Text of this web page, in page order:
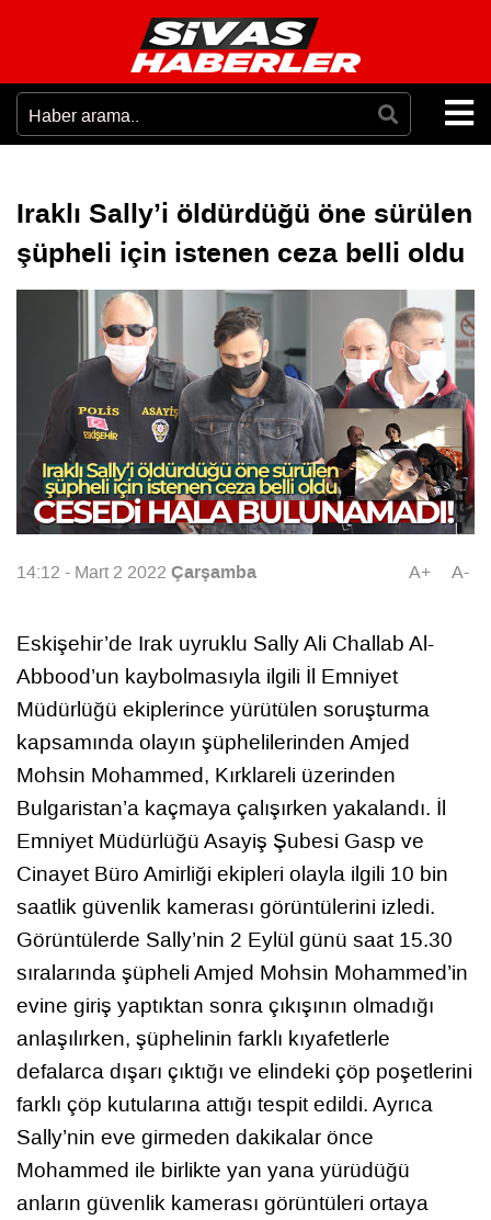
Iraklı Sally’i öldürdüğü öne sürülen
şüpheli için istenen ceza belli oldu
14:12 - Mart 2 2022 Çarşamba A+ A-
Eskişehir’de Irak uyruklu Sally Ali Challab Al-
Abbood’un kaybolmasıyla ilgili İl Emniyet
Müdürlüğü ekiplerince yürütülen soruşturma
kapsamında olayın şüphelilerinden Amjed
Mohsin Mohammed, Kırklareli üzerinden
Bulgaristan’a kaçmaya çalışırken yakalandı. İl
Emniyet Müdürlüğü Asayiş Şubesi Gasp ve
Cinayet Büro Amirliği ekipleri olayla ilgili 10 bin
saatlik güvenlik kamerası görüntülerini izledi.
Görüntülerde Sally’nin 2 Eylül günü saat 15.30
sıralarında şüpheli Amjed Mohsin Mohammed’in
evine giriş yaptıktan sonra çıkışının olmadığı
anlaşılırken, şüphelinin farklı kıyafetlerle
defalarca dışarı çıktığı ve elindeki çöp poşetlerini
farklı çöp kutularına attığı tespit edildi. Ayrıca
Sally’nin eve girmeden dakikalar önce
Mohammed ile birlikte yan yana yürüdüğü
anların güvenlik kamerası görüntüleri ortaya